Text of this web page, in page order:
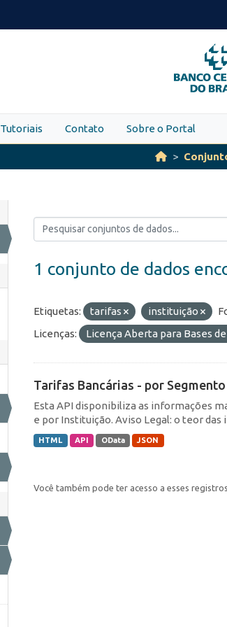
O
Tutoriais Contato Sobre o Portal
1 conjunto de dados
Etiquetas: tarifas instituição
Licenças:
Licença Aberta para Bases
Tarifas Bancárias - por
Esta API disponibiliza as informações
e por Instituição. Aviso Legal: o teor das
HTML API OData JSON
Você também pode ter acesso a esses